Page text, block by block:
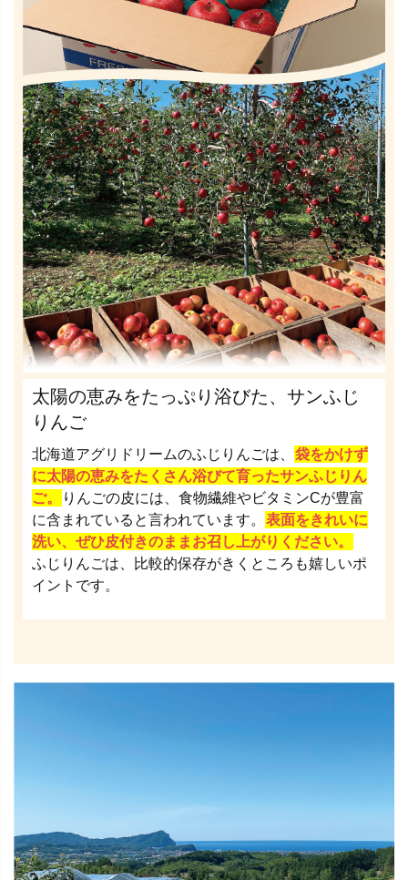
太陽の恵みをたっぷり浴びた、サンふじ
りんご
北海道アグリドリームのふじりんごは、 袋をかけず
に太陽の恵みをたくさん浴びて育ったサンふじりん
ご。
りんごの皮には、食物繊維やビタミンCが豊富
に含まれていると言われています。 表面をきれいに
洗い、ぜひ皮付きのままお召し上がりください。
ふじりんごは、比較的保存がきくところも嬉しいポ
イントです。